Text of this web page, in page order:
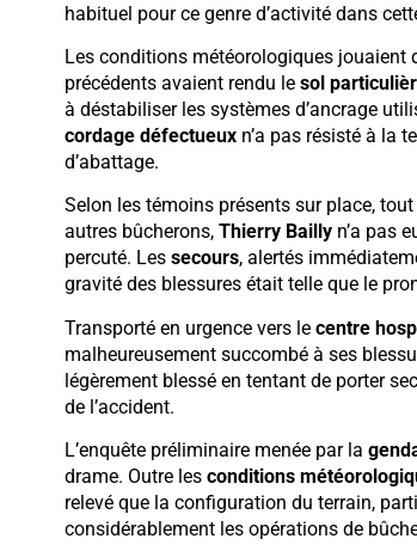
habituel pour ce genre d’activité dans
Les conditions météorologiques jouaient
précédents avaient rendu le sol
à déstabiliser les systèmes d’ancrage
cordage défectueuxn’a pas résisté à la
d’abattage.
Selon les témoins présents sur place,
autres bûcherons, Thierry Baillyn’a pas
percuté. Les secours, alertés
gravité des blessures était telle que le
Transporté en urgence vers le centre
malheureusement succombé à ses
légèrement blessé en tentant de porter
de l’accident.
L’enquête préliminaire menée par la
drame. Outre les conditions
relevé que la configuration du terrain,
considérablement les opérations de